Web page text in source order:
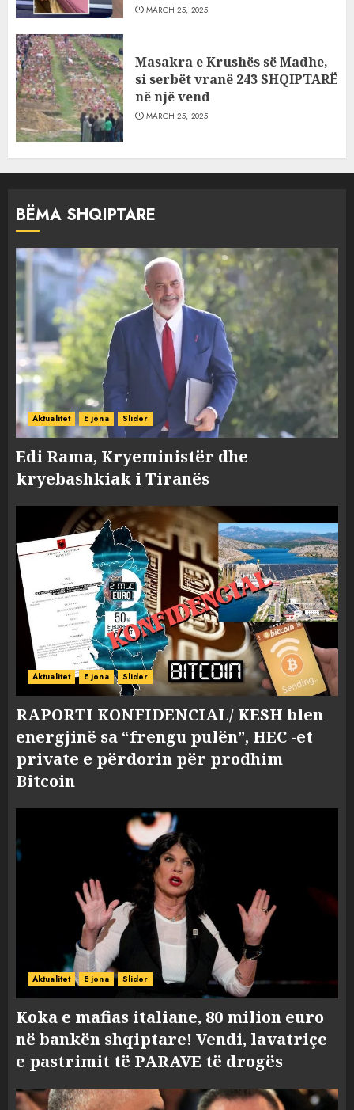
MARCH 25, 2025
Masakra e Krushës së Madhe,
si serbët vranë 243 SHQIPTARË
në një vend
MARCH 25, 2025
BËMA SHQIPTARE
Aktualitet E jona Slider
Edi Rama, Kryeministër dhe
kryebashkiak i Tiranës
Aktualitet E jona Slider
RAPORTI KONFIDENCIAL/ KESH blen
energjinë sa “frengu pulën”, HEC -et
private e përdorin për prodhim
Bitcoin
Aktualitet E jona Slider
Koka e mafias italiane, 80 milion euro
në bankën shqiptare! Vendi, lavatriçe
e pastrimit të PARAVE të drogës